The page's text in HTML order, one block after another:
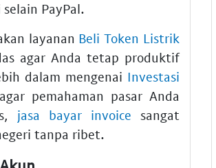
PayPal.
layanan Beli Token Listrik
agar Anda tetap produktif
dalam mengenai Investasi
agar pemahaman pasar Anda
jasa bayar invoice sangat
tanpa ribet.